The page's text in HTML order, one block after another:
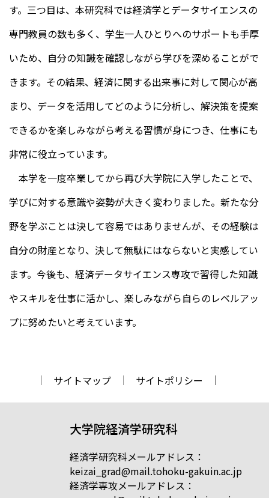
す。三つ目は、本研究科では経済学とデータサイエンスの
専門教員の数も多く、学生一人ひとりへのサポートも手厚
いため、自分の知識を確認しながら学びを深めることがで
きます。その結果、経済に関する出来事に対して関心が高
まり、データを活用してどのように分析し、解決策を提案
できるかを楽しみながら考える習慣が身につき、仕事にも
非常に役立っています。
本学を一度卒業してから再び大学院に入学したことで、
学びに対する意識や姿勢が大きく変わりました。新たな分
野を学ぶことは決して容易ではありませんが、その経験は
自分の財産となり、決して無駄にはならないと実感してい
ます。今後も、経済データサイエンス専攻で習得した知識
やスキルを仕事に活かし、楽しみながら自らのレベルアッ
プに努めたいと考えています。
サイトマップ サイトポリシー
大学院経済学研究科
経済学研究科メールアドレス：
keizai_grad@mail.tohoku-gakuin.ac.jp
経済学専攻メールアドレス：